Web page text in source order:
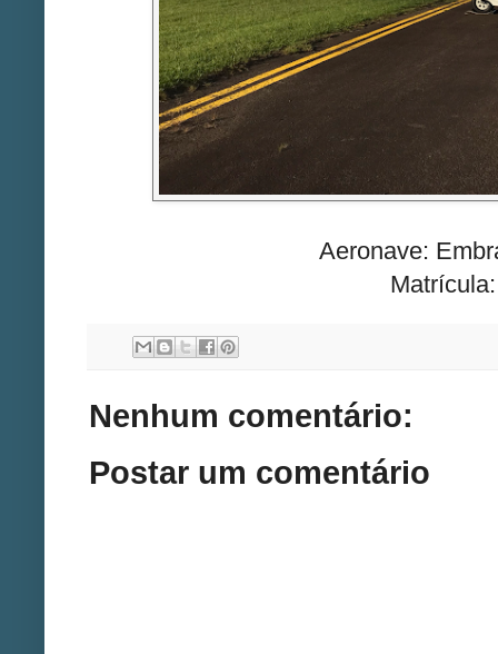
Aeronave:
Nenhum comentário:
Postar um comentário